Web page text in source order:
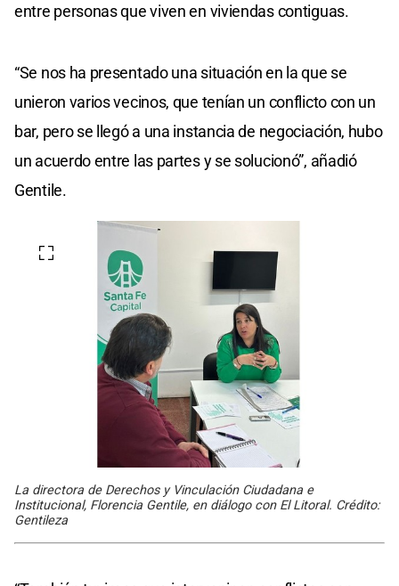
entre personas que viven en viviendas contiguas.
“Se nos ha presentado una situación en la que se
unieron varios vecinos, que tenían un conflicto con un
bar, pero se llegó a una instancia de negociación, hubo
un acuerdo entre las partes y se solucionó”, añadió
Gentile.
La directora de Derechos y Vinculación Ciudadana e
Institucional, Florencia Gentile, en diálogo con El Litoral. Crédito:
Gentileza